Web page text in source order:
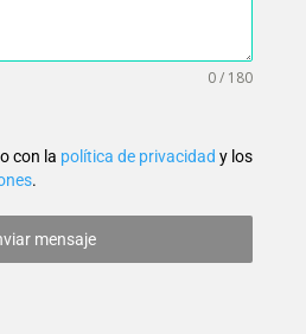
0 / 180
con la política de privacidad y los
.
mensaje